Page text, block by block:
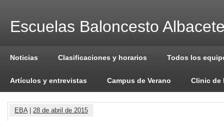
Escuelas Baloncesto
Noticias Clasificaciones y horarios Todos los
Artículos y entrevistas Campus de Verano Clinic de
EBA| 28 de abril de 2015